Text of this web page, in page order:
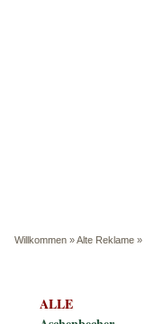
Willkommen »Alte Reklame »
ALLE